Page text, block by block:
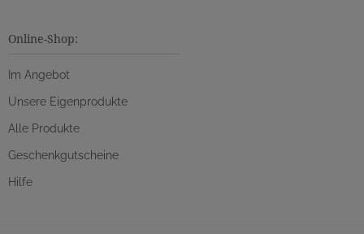
Online-Shop:
Im Angebot
Unsere Eigenprodukte
Alle Produkte
Geschenkgutscheine
Hilfe